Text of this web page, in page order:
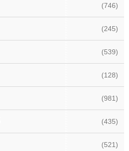
(746)
(245)
(539)
(128)
(981)
(435)
(521)